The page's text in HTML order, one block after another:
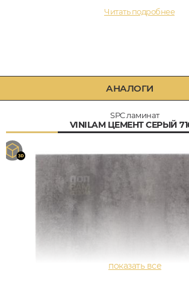
Читать подробнее
АНАЛОГИ
SPC ламинат
VINILAM ЦЕМЕНТ СЕРЫЙ